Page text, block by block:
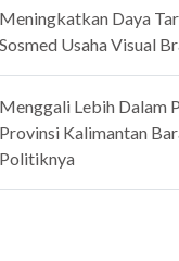
Daya
Usaha Visual
Lebih Dalam
Kalimantan